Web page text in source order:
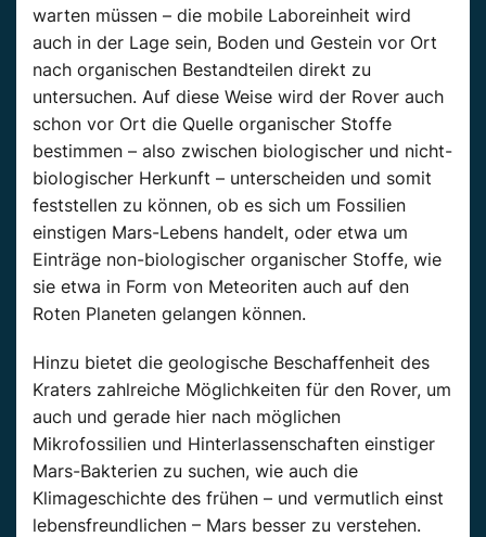
warten müssen – die mobile Laboreinheit wird
auch in der Lage sein, Boden und Gestein vor Ort
nach organischen Bestandteilen direkt zu
untersuchen. Auf diese Weise wird der Rover auch
schon vor Ort die Quelle organischer Stoffe
bestimmen – also zwischen biologischer und nicht-
biologischer Herkunft – unterscheiden und somit
feststellen zu können, ob es sich um Fossilien
einstigen Mars-Lebens handelt, oder etwa um
Einträge non-biologischer organischer Stoffe, wie
sie etwa in Form von Meteoriten auch auf den
Roten Planeten gelangen können.
Hinzu bietet die geologische Beschaffenheit des
Kraters zahlreiche Möglichkeiten für den Rover, um
auch und gerade hier nach möglichen
Mikrofossilien und Hinterlassenschaften einstiger
Mars-Bakterien zu suchen, wie auch die
Klimageschichte des frühen – und vermutlich einst
lebensfreundlichen – Mars besser zu verstehen.